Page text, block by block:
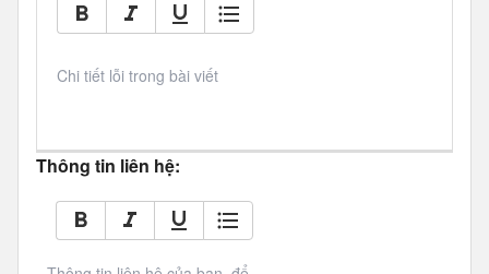
Chi tiết lỗi trong bài viết
Thông tin liên hệ: